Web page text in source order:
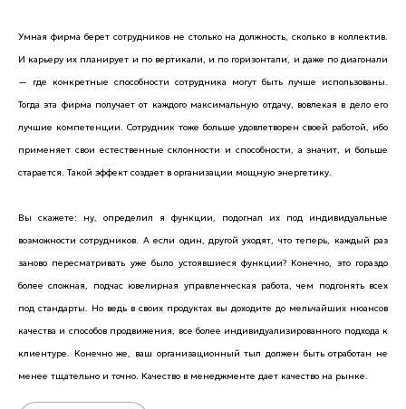
Умная фирма берет сотрудников не столько на должность, сколько в коллектив.
И карьеру их планирует и по вертикали, и по горизонтали, и даже по диагонали
— где конкретные способности сотрудника могут быть лучше использованы.
Тогда эта фирма получает от каждого максимальную отдачу, вовлекая в дело его
лучшие компетенции. Сотрудник тоже больше удовлетворен своей работой, ибо
применяет свои естественные склонности и способности, а значит, и больше
старается. Такой эффект создает в организации мощную энергетику.
Вы скажете: ну, определил я функции, подогнал их под индивидуальные
возможности сотрудников. А если один, другой уходят, что теперь, каждый раз
заново пересматривать уже было устоявшиеся функции? Конечно, это гораздо
более сложная, подчас ювелирная управленческая работа, чем подгонять всех
под стандарты. Но ведь в своих продуктах вы доходите до мельчайших нюансов
качества и способов продвижения, все более индивидуализированного подхода к
клиентуре. Конечно же, ваш организационный тыл должен быть отработан не
менее тщательно и точно. Качество в менеджменте дает качество на рынке.